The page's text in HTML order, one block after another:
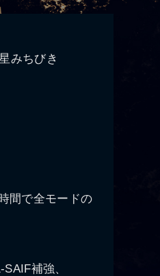
みちびき
間で全モードの
補強、